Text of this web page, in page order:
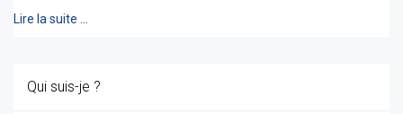
Lire la suite …
Qui suis-je ?